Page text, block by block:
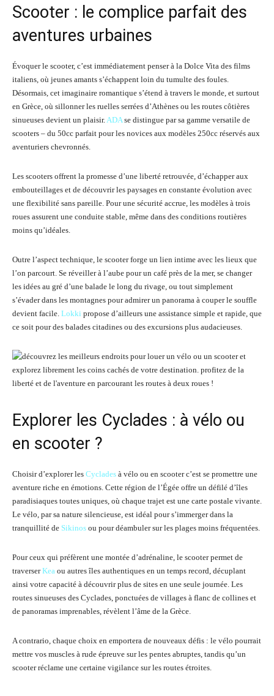
Scooter : le complice parfait des
aventures urbaines
Évoquer le scooter, c’est immédiatement penser à la Dolce Vita des films
italiens, où jeunes amants s’échappent loin du tumulte des foules.
Désormais, cet imaginaire romantique s’étend à travers le monde, et surtout
en Grèce, où sillonner les ruelles serrées d’Athènes ou les routes côtières
sinueuses devient un plaisir.ADAse distingue par sa gamme versatile de
scooters – du 50cc parfait pour les novices aux modèles 250cc réservés aux
aventuriers chevronnés.
Les scooters offrent la promesse d’une liberté retrouvée, d’échapper aux
embouteillages et de découvrir les paysages en constante évolution avec
une flexibilité sans pareille. Pour une sécurité accrue, les modèles à trois
roues assurent une conduite stable, même dans des conditions routières
moins qu’idéales.
Outre l’aspect technique, le scooter forge un lien intime avec les lieux que
l’on parcourt. Se réveiller à l’aube pour un café près de la mer, se changer
les idées au gré d’une balade le long du rivage, ou tout simplement
s’évader dans les montagnes pour admirer un panorama à couper le souffle
devient facile. Lokki propose d’ailleurs une assistance simple et rapide, que
ce soit pour des balades citadines ou des excursions plus audacieuses.
Explorer les Cyclades : à vélo ou
en scooter ?
Choisir d’explorer les Cyclades à vélo ou en scooter c’est se promettre une
aventure riche en émotions. Cette région de l’Égée offre un défilé d’îles
paradisiaques toutes uniques, où chaque trajet est une carte postale vivante.
Le vélo, par sa nature silencieuse, est idéal pour s’immerger dans la
tranquillité de Sikinos ou pour déambuler sur les plages moins fréquentées.
Pour ceux qui préfèrent une montée d’adrénaline, le scooter permet de
traverserKea ou autres îles authentiques en un temps record, décuplant
ainsi votre capacité à découvrir plus de sites en une seule journée. Les
routes sinueuses des Cyclades, ponctuées de villages à flanc de collines et
de panoramas imprenables, révèlent l’âme de la Grèce.
A contrario, chaque choix en emportera de nouveaux défis : le vélo pourrait
mettre vos muscles à rude épreuve sur les pentes abruptes, tandis qu’un
scooter réclame une certaine vigilance sur les routes étroites.